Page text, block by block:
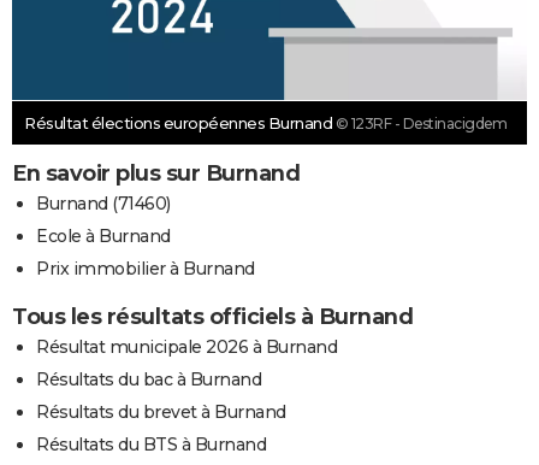
Résultat élections européennes Burnand © 123RF - Destinacigdem
En savoir plus sur Burnand
Burnand (71460)
Ecole à Burnand
Prix immobilier à Burnand
Tous les résultats officiels à Burnand
Résultat municipale 2026 à Burnand
Résultats du bac à Burnand
Résultats du brevet à Burnand
Résultats du BTS à Burnand